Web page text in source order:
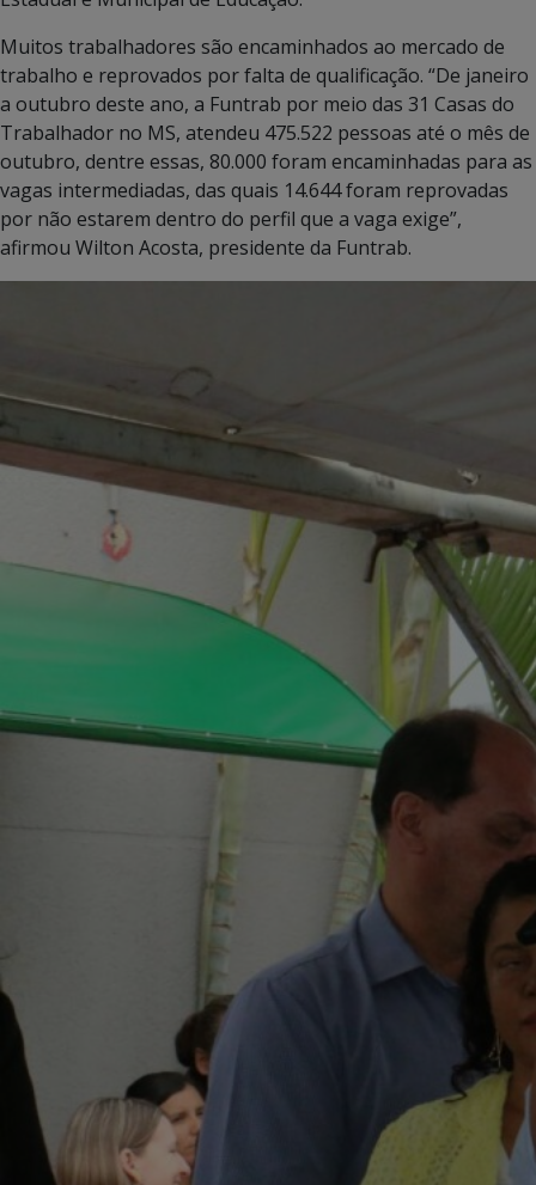
Muitos trabalhadores são encaminhados ao mercado de
trabalho e reprovados por falta de qualificação. “De janeiro
a outubro deste ano, a Funtrab por meio das 31 Casas do
Trabalhador no MS, atendeu 475.522 pessoas até o mês de
outubro, dentre essas, 80.000 foram encaminhadas para as
vagas intermediadas, das quais 14.644 foram reprovadas
por não estarem dentro do perfil que a vaga exige”,
afirmou Wilton Acosta, presidente da Funtrab.